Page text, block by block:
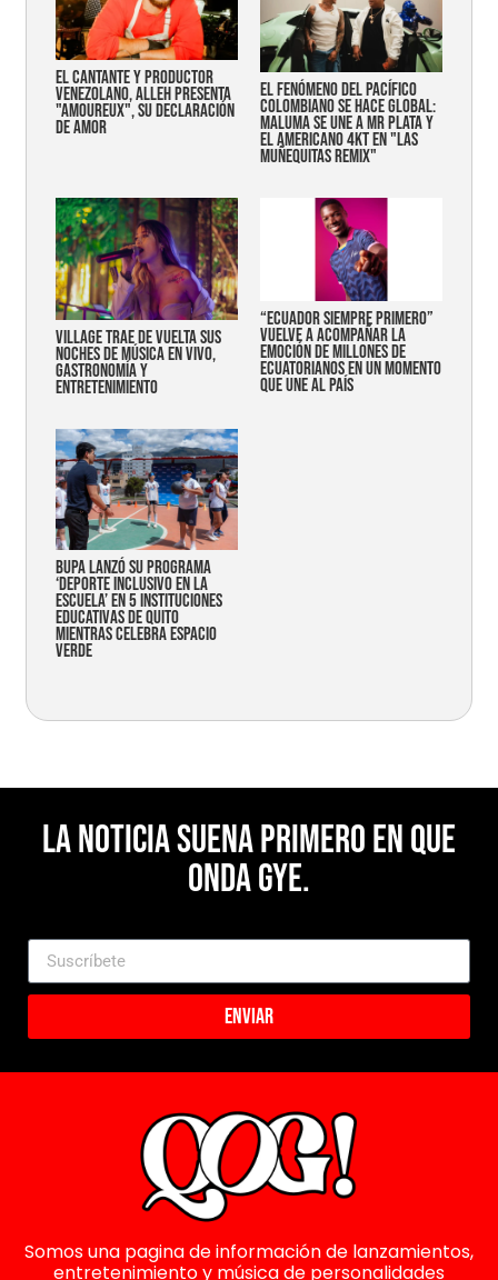
EL CANTANTE Y PRODUCTOR
VENEZOLANO, ALLEH PRESENTA
"AMOUREUX", SU DECLARACIÓN
DE AMOR
EL FENÓMENO DEL PACÍFICO
COLOMBIANO SE HACE GLOBAL:
MALUMA SE UNE A MR PLATA Y
EL AMERICANO 4KT EN "LAS
MUÑEQUITAS REMIX"
Village trae de vuelta sus
noches de música en vivo,
gastronomía y
entretenimiento
“Ecuador siempre primero”
vuelve a acompañar la
emoción de millones de
ecuatorianos en un momento
que une al país
Bupa lanzó su programa
‘Deporte Inclusivo en la
Escuela’ en 5 instituciones
educativas de Quito
mientras celebra espacio
verde
La noticia suena primero en Que
Onda Gye.
Enviar
Somos una pagina de información de lanzamientos,
entretenimiento y música de personalidades